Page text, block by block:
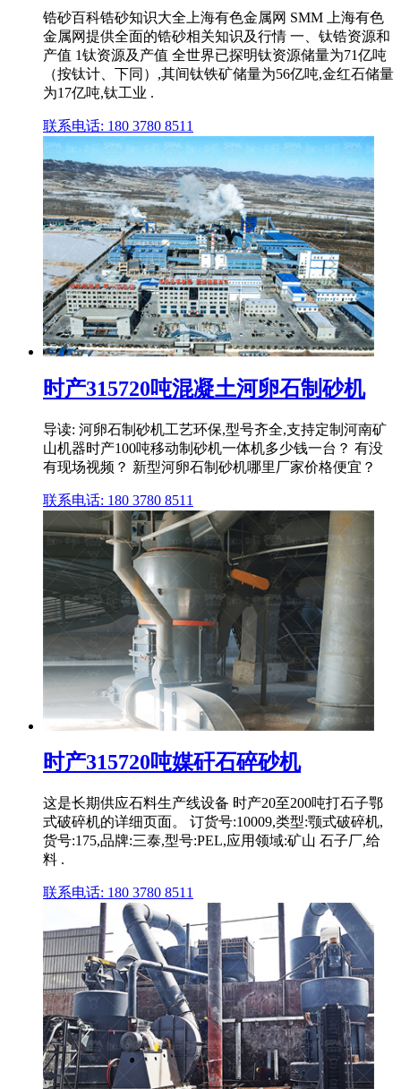
锆砂百科锆砂知识大全上海有色金属网 SMM 上海有色
金属网提供全面的锆砂相关知识及行情 一、钛锆资源和
产值 1钛资源及产值 全世界已探明钛资源储量为71亿吨
（按钛计、下同）,其间钛铁矿储量为56亿吨,金红石储量
为17亿吨,钛工业 .
联系电话: 180 3780 8511
时产315720吨混凝土河卵石制砂机
导读: 河卵石制砂机工艺环保,型号齐全,支持定制河南矿
山机器时产100吨移动制砂机一体机多少钱一台？ 有没
有现场视频？ 新型河卵石制砂机哪里厂家价格便宜？
联系电话: 180 3780 8511
时产315720吨媒矸石碎砂机
这是长期供应石料生产线设备 时产20至200吨打石子鄂
式破碎机的详细页面。 订货号:10009,类型:颚式破碎机,
货号:175,品牌:三泰,型号:PEL,应用领域:矿山 石子厂,给
料 .
联系电话: 180 3780 8511